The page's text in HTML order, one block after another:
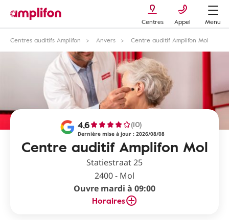
Centres Appel
Menu
Centres auditifs Amplifon
Anvers Centre auditif Amplifon Mol
Centre auditif Amplifon Mol
4,6 (10)
Dernière mise à jour : 2026/08/08
Statiestraat 25
2400 - Mol
Ouvre mardi à 09:00
Horaires